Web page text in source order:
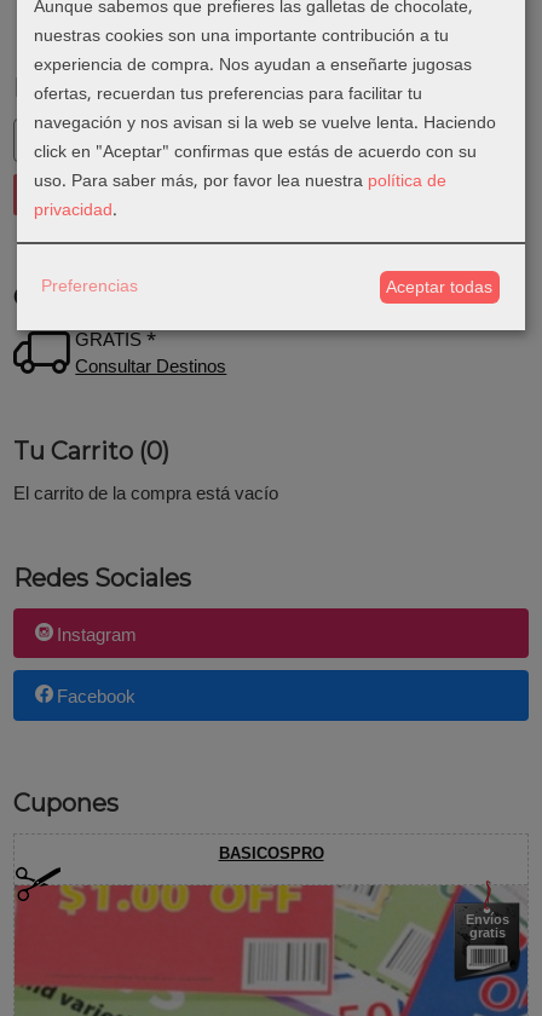
Marcas
Costes de Envío
GRATIS *
Consultar Destinos
Tu Carrito (0)
El carrito de la compra está vacío
Redes Sociales
Instagram
Facebook
Cupones
BASICOSPRO
Envíos
gratis
Aunque sabemos que prefieres las galletas de chocolate,
nuestras cookies son una importante contribución a tu
experiencia de compra. Nos ayudan a enseñarte jugosas
ofertas, recuerdan tus preferencias para facilitar tu
navegación y nos avisan si la web se vuelve lenta. Haciendo
click en "Aceptar" confirmas que estás de acuerdo con su
uso. Para saber más, por favor lea nuestra política de
privacidad.
Preferencias Aceptar todas